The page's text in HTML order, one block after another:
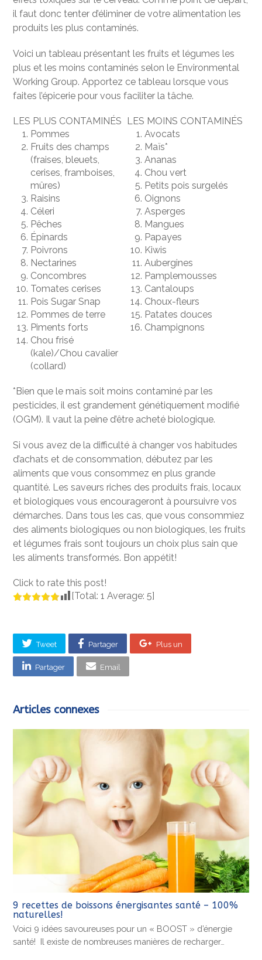
il faut donc tenter d’éliminer de votre alimentation les
produits les plus contaminés.
Voici un tableau présentant les fruits et légumes les
plus et les moins contaminés selon le Environmental
Working Group. Apportez ce tableau lorsque vous
faites l’épicerie pour vous faciliter la tâche.
LES PLUS CONTAMINÉS LES MOINS CONTAMINÉS
Pommes
Fruits des champs
(fraises, bleuets,
cerises, framboises,
mûres)
Raisins
Céleri
Pêches
Épinards
Poivrons
Nectarines
Concombres
Tomates cerises
Pois Sugar Snap
Pommes de terre
Piments forts
Chou frisé
(kale)/Chou cavalier
(collard)
Avocats
Maïs*
Ananas
Chou vert
Petits pois surgelés
Oignons
Asperges
Mangues
Papayes
Kiwis
Aubergines
Pamplemousses
Cantaloups
Choux-fleurs
Patates douces
Champignons
*Bien que le maïs soit moins contaminé par les
pesticides, il est grandement génétiquement modifié
(OGM). Il vaut la peine d’être acheté biologique.
Si vous avez de la difficulté à changer vos habitudes
d’achats et de consommation, débutez par les
aliments que vous consommez en plus grande
quantité. Les saveurs riches des produits frais, locaux
et biologiques vous encourageront à poursuivre vos
démarches. Dans tous les cas, que vous consommiez
des aliments biologiques ou non biologiques, les fruits
et légumes frais sont toujours un choix plus sain que
les aliments transformés. Bon appétit!
Click to rate this post!
[Total:1 Average:5]
Tweet Partager Plus un
Partager Email
Articles connexes
9 recettes de boissons énergisantes santé – 100%
naturelles!
Voici 9 idées savoureuses pour un « BOOST » d’énergie
santé! Il existe de nombreuses manières de recharger…